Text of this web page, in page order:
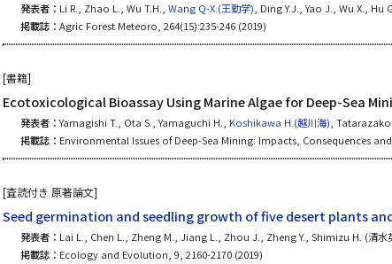
発表者： Li R., Zhao L., Wu T.H., Wang Q-X.(王勤学) , Ding Y.J., Yao J., Wu X.,
掲載誌： Agric Forest Meteoro, 264(15):235-246 (2019)
[書籍]
Ecotoxicological Bioassay Using Marine Algae for Deep-Sea
発表者：Yamagishi T., Ota S., Yamaguchi H., Koshikawa H.(越川海) ,
掲載誌： Environmental Issues of Deep-Sea Mining: Impacts, Consequences
[査読付き 原著論文]
Seed germination and seedling growth of five desert plants
発表者： Lai L., Chen L., Zheng M., Jiang L., Zhou J., Zheng Y., Shimizu H. (清水
掲載誌： Ecology and Evolution, 9, 2160-2170 (2019)